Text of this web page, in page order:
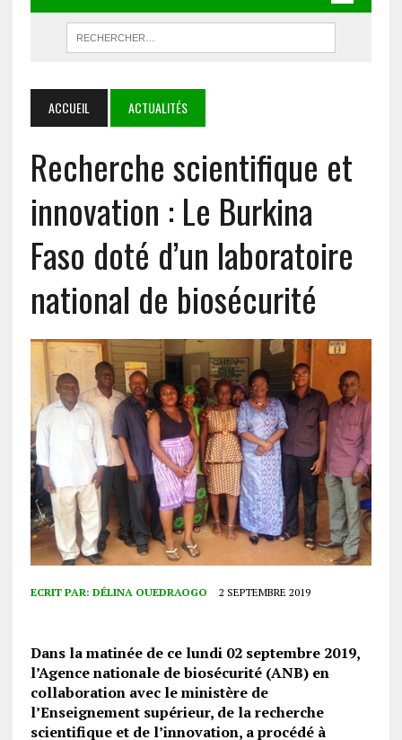
ACCUEIL ACTUALITÉS
Recherche scientifique et
innovation : Le Burkina
Faso doté d’un laboratoire
national de biosécurité
ECRIT PAR: DÉLINA OUEDRAOGO 2 SEPTEMBRE 2019
Dans la matinée de ce lundi 02 septembre 2019,
l’Agence nationale de biosécurité (ANB) en
collaboration avec le ministère de
l’Enseignement supérieur, de la recherche
scientifique et de l’innovation, a procédé à